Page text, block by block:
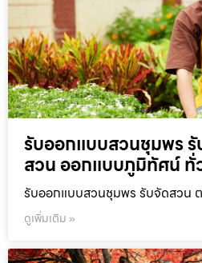
รับออกแบบสวนชุมพร
สวน ออกแบบภูมิทัศน์ ทั่
รับออกแบบสวนชุมพร รับจัดสวน
ดูเพิ่มเติม »